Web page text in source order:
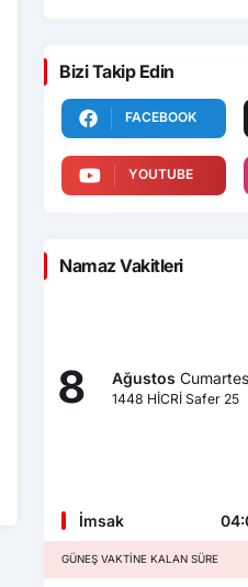
Bizi Takip Edin
FACEBOOK
YOUTUBE
Namaz Vakitleri
8 Ağustos
1448 HİCRİ Safer 25
İmsak
GÜNEŞ VAKTINE KALAN SÜRE